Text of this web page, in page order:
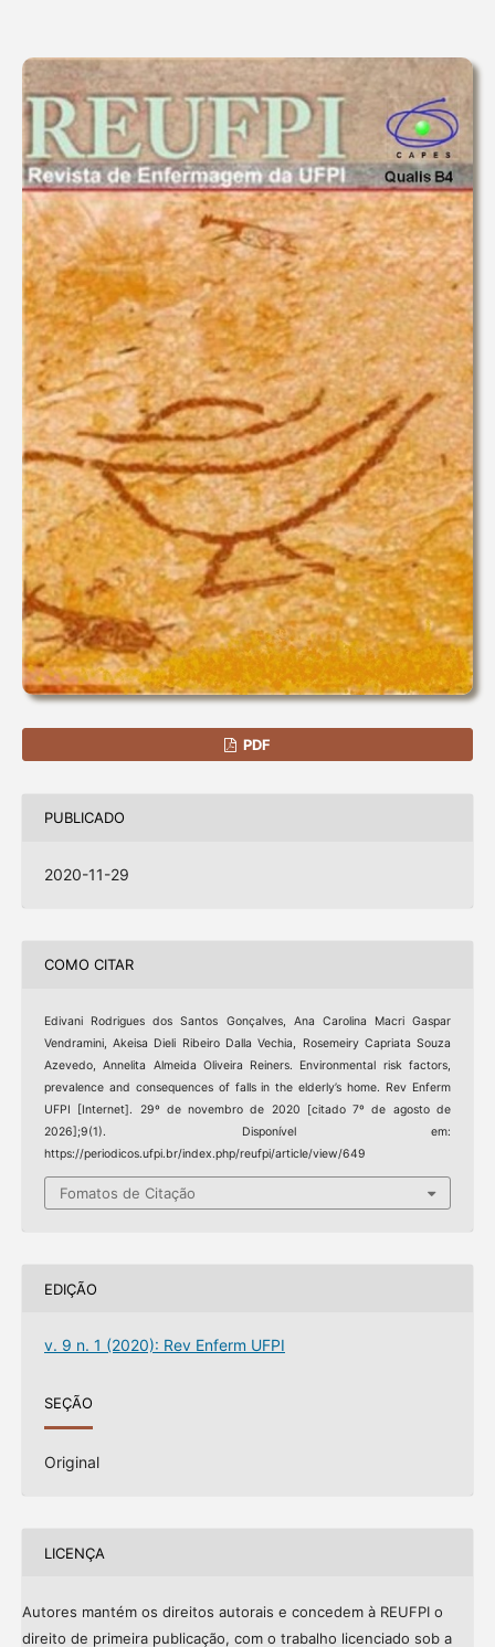
PDF
PUBLICADO
2020-11-29
COMO CITAR
Edivani Rodrigues dos Santos Gonçalves, Ana Carolina Macri Gaspar
Vendramini, Akeisa Dieli Ribeiro Dalla Vechia, Rosemeiry Capriata Souza
Azevedo, Annelita Almeida Oliveira Reiners. Environmental risk factors,
prevalence and consequences of falls in the elderly’s home. Rev Enferm
UFPI [Internet]. 29º de novembro de 2020 [citado 7º de agosto de
2026];9(1). Disponível em:
https://periodicos.ufpi.br/index.php/reufpi/article/view/649
Fomatos de Citação
EDIÇÃO
v. 9 n. 1 (2020): Rev Enferm UFPI
SEÇÃO
Original
LICENÇA
Autores mantém os direitos autorais e concedem à REUFPI o
direito de primeira publicação, com o trabalho licenciado sob a